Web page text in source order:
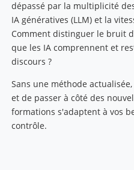
dépassé par la multiplicité
IA génératives (LLM) et la
Comment distinguer le bruit
que les IA comprennent et
discours ?
Sans une méthode
et de passer à côté des
formations s'adaptent à vos
contrôle.